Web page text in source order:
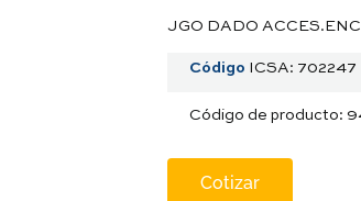
JGO DADO
Código ICSA: 702247
Código de producto:
Cotizar